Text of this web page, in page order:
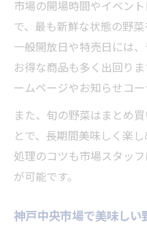
市場の開場時間やイベン
で、最も新鮮な状態の野
一般開放日や特売日には
お得な商品も多く出回り
ームページやお知らせコ
また、旬の野菜はまとめ
とで、長期間美味しく楽
処理のコツも市場スタッ
が可能です。
神戸中央市場で美味しい